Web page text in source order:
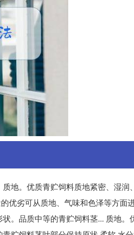
地。优质青贮饲料质地紧密、湿润
优劣可从质地、气味和色泽等方面
。品质中等的青贮饲料茎... 质地。